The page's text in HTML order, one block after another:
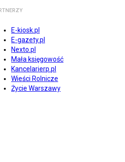
E-kiosk.pl
E-gazety.pl
Nexto.pl
Mała księgowość
Kancelarierp.pl
Wieści Rolnicze
Życie Warszawy